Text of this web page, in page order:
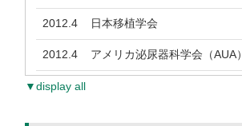
2012.4 日本移植学会
2012.4 アメリカ泌尿器科学会（AUA）
▼display all